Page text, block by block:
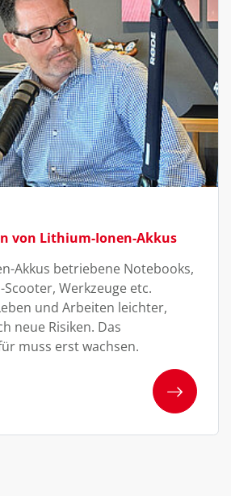
von Lithium-Ionen-Akkus
Akkus betriebene Notebooks,
Werkzeuge etc.
und Arbeiten leichter,
neue Risiken. Das
muss erst wachsen.